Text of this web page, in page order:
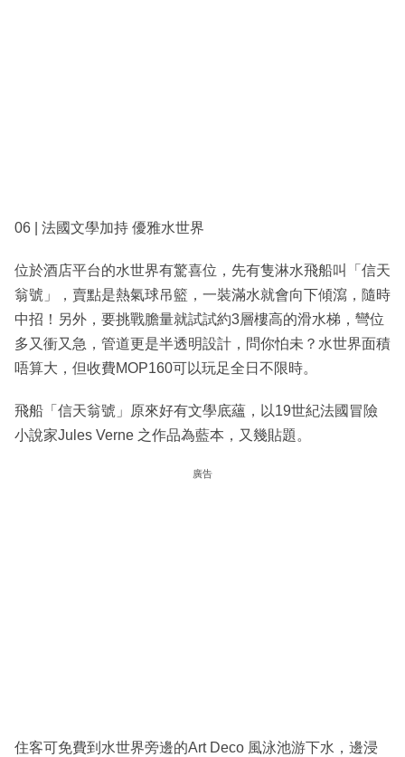
06 | 法國文學加持 優雅水世界
位於酒店平台的水世界有驚喜位，先有隻淋水飛船叫「信天
翁號」，賣點是熱氣球吊籃，一裝滿水就會向下傾瀉，隨時
中招！另外，要挑戰膽量就試試約3層樓高的滑水梯，彎位
多又衝又急，管道更是半透明設計，問你怕未？水世界面積
唔算大，但收費MOP160可以玩足全日不限時。
飛船「信天翁號」原來好有文學底蘊，以19世紀法國冒險
小說家Jules Verne 之作品為藍本，又幾貼題。
廣告
住客可免費到水世界旁邊的Art Deco 風泳池游下水，邊浸